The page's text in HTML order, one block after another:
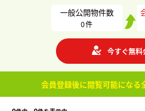
一般公開物件数
0件
今すぐ無料
会員登録後に閲覧可能になる